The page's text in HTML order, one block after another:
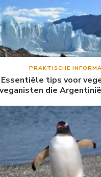
PRAKTISCHE
Essentiële tips voor
veganisten die